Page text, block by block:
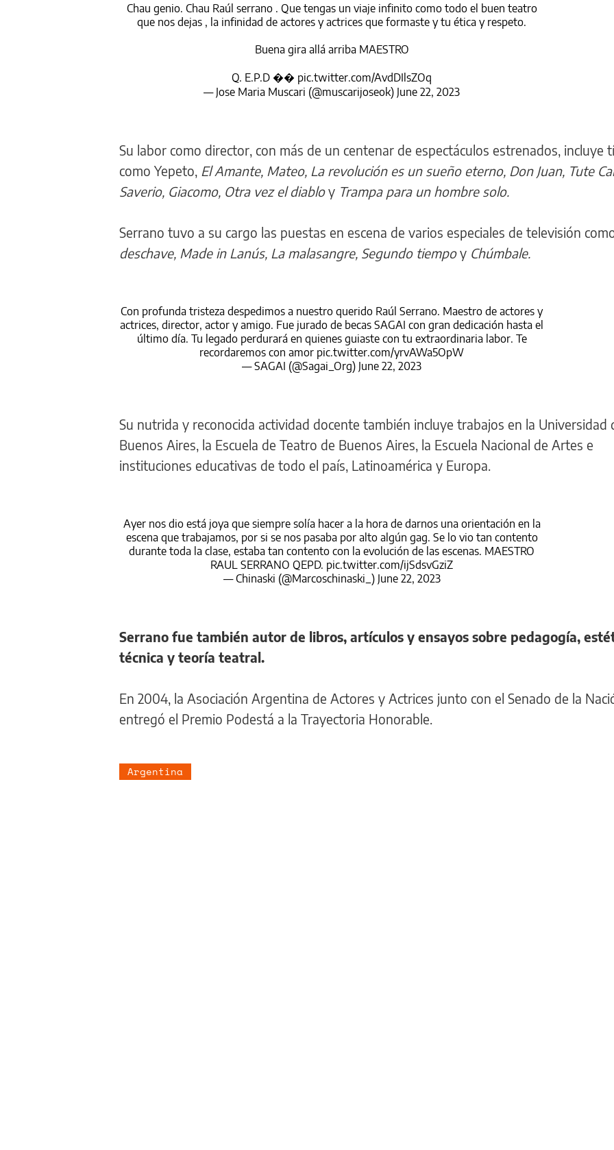
Chau genio. Chau Raúl serrano . Que tengas un viaje infinito como todo el buen teatro
que nos dejas , la infinidad de actores y actrices que formaste y tu ética y respeto.
Buena gira allá arriba MAESTRO
Q. E.P.D �� pic.twitter.com/AvdDIlsZOq
— Jose Maria Muscari (@muscarijoseok) June 22, 2023
Su labor como director, con más de un centenar de espectáculos estrenados, incluye
como Yepeto, El Amante, Mateo, La revolución es un sueño eterno, Don Juan, Tute
Saverio, Giacomo, Otra vez el diabloy Trampa para un hombre solo.
Serrano tuvo a su cargo las puestas en escena de varios especiales de televisión
deschave, Made in Lanús, La malasangre, Segundo tiempoy Chúmbale.
Con profunda tristeza despedimos a nuestro querido Raúl Serrano. Maestro de actores y
actrices, director, actor y amigo. Fue jurado de becas SAGAI con gran dedicación hasta el
último día. Tu legado perdurará en quienes guiaste con tu extraordinaria labor. Te
recordaremos con amor pic.twitter.com/yrvAWa5OpW
— SAGAI (@Sagai_Org) June 22, 2023
Su nutrida y reconocida actividad docente también incluye trabajos en la Universidad
Buenos Aires, la Escuela de Teatro de Buenos Aires, la Escuela Nacional de Artes e
instituciones educativas de todo el país, Latinoamérica y Europa.
Ayer nos dio está joya que siempre solía hacer a la hora de darnos una orientación en la
escena que trabajamos, por si se nos pasaba por alto algún gag. Se lo vio tan contento
durante toda la clase, estaba tan contento con la evolución de las escenas. MAESTRO
RAUL SERRANO QEPD. pic.twitter.com/ijSdsvGziZ
— Chinaski (@Marcoschinaski_) June 22, 2023
Serrano fue también autor de libros, artículos y ensayos sobre pedagogía,
técnica y teoría teatral.
En 2004, la Asociación Argentina de Actores y Actrices junto con el Senado de la
entregó el Premio Podestá a la Trayectoria Honorable.
Argentina